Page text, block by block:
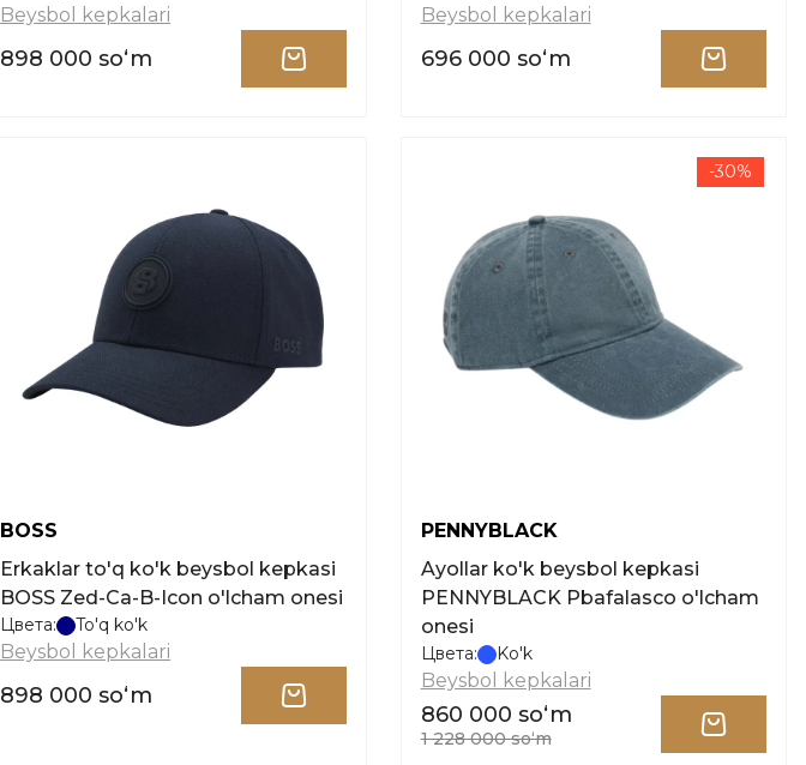
Beysbol kepkalari
898 000 soʻm
Beysbol kepkalari
696 000 soʻm
BOSS
Erkaklar to'q ko'k beysbol kepkasi
BOSS Zed-Ca-B-Icon o'lcham onesi
Цвета: To'q ko'k
Beysbol kepkalari
898 000 soʻm
-30%
PENNYBLACK
Ayollar ko'k beysbol kepkasi
PENNYBLACK Pbafalasco o'lcham
onesi
Цвета: Ko'k
Beysbol kepkalari
860 000 soʻm
1 228 000 soʻm